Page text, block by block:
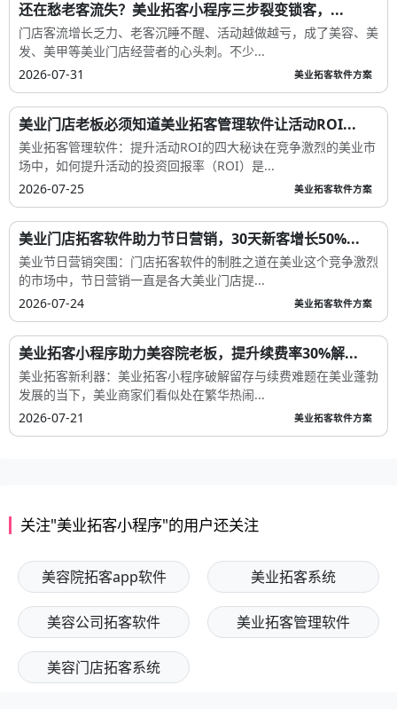
还在愁老客流失？美业拓客小程序三步裂变锁客，...
门店客流增长乏力、老客沉睡不醒、活动越做越亏，成了美容、美
发、美甲等美业门店经营者的心头刺。不少...
2026-07-31
美业拓客软件方案
美业门店老板必须知道美业拓客管理软件让活动ROI...
美业拓客管理软件：提升活动ROI的四大秘诀在竞争激烈的美业市
场中，如何提升活动的投资回报率（ROI）是...
2026-07-25
美业拓客软件方案
美业门店拓客软件助力节日营销，30天新客增长50%...
美业节日营销突围：门店拓客软件的制胜之道在美业这个竞争激烈
的市场中，节日营销一直是各大美业门店提...
2026-07-24
美业拓客软件方案
美业拓客小程序助力美容院老板，提升续费率30%解...
美业拓客新利器：美业拓客小程序破解留存与续费难题在美业蓬勃
发展的当下，美业商家们看似处在繁华热闹...
2026-07-21
美业拓客软件方案
关注"美业拓客小程序"的用户还关注
美容院拓客app软件 美业拓客系统
美容公司拓客软件 美业拓客管理软件
美容门店拓客系统